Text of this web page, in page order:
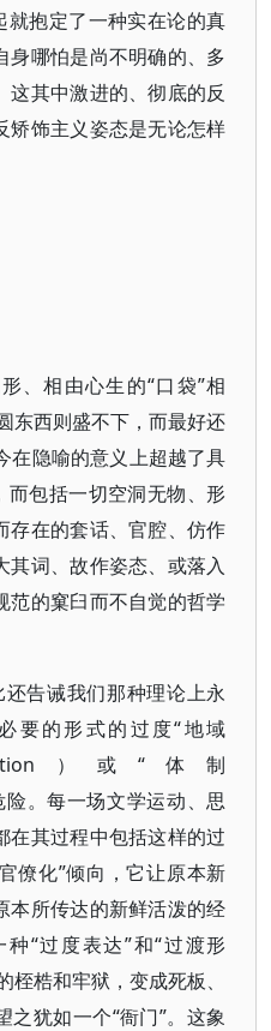
就抱定了一种实在论的真
身哪怕是尚不明确的、多
这其中激进的、彻底的反
矫饰主义姿态是无论怎样
、相由心生的“口袋”相
东西则盛不下，而最好还
在隐喻的意义上超越了具
而包括一切空洞无物、形
存在的套话、官腔、仿作
其词、故作姿态、或落入
范的窠臼而不自觉的哲学
还告诫我们那种理论上永
要的形式的过度“地域
）或“体制
。每一场文学运动、思
在其过程中包括这样的过
僚化”倾向，它让原本新
本所传达的新鲜活泼的经
“过度表达”和“过渡形
梏和牢狱，变成死板、
犹如一个“衙门”。这象